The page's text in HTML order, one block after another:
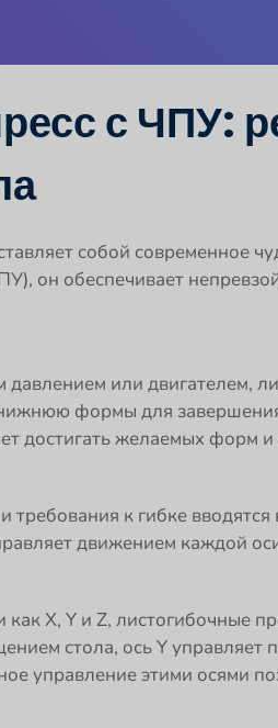
с ЧПУ:
собой современное
он обеспечивает
или двигателем,
формы для
достигать желаемых форм и
к гибке
движением каждой
X, Y и Z, листогибочные
стола, ось Y
управление этими осями